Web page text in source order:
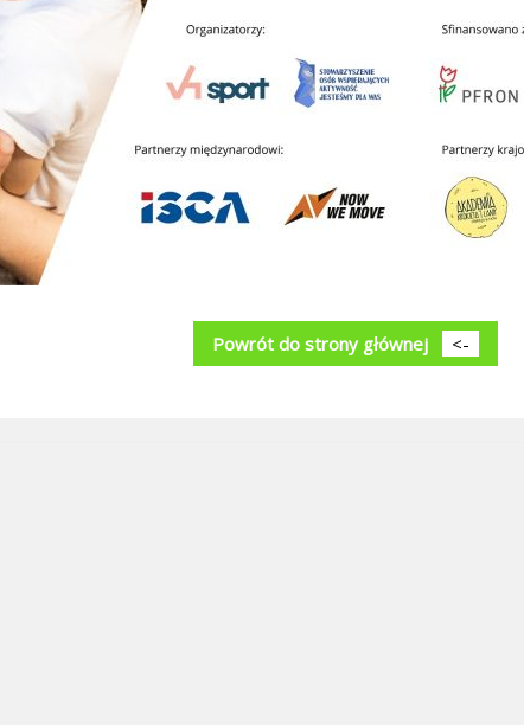
Powrót do strony głównej <-